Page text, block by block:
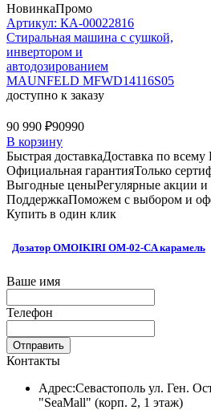
НовинкаПромо
Артикул: КА-00022816
Стиральная машина c сушкой,
инвертором и
автодозированием
MAUNFELD MFWD14116S05
доступно к заказу
90 990 ₽90990
В корзину
Быстрая доставкаДоставка по
Официальная гарантияТолько
Выгодные ценыРегулярные акции
ПоддержкаПоможем с выбором и
Купить в один клик
Дозатор OMOIKIRI OM-02-CA карамель
Ваше имя
Телефон
Отправить
Контакты
Адрес:Севастополь ул. Ген.
"SeaMall" (корп. 2, 1 этаж)